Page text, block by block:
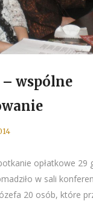
wspólne
opłatkowe 29
w sali
20 osób, które